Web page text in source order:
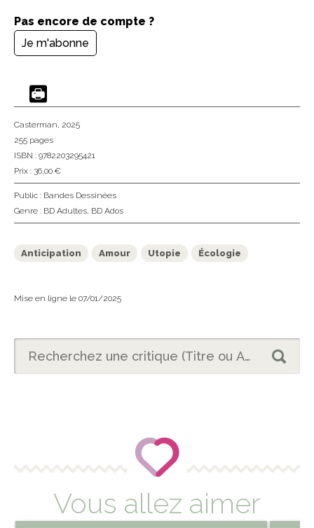
Pas encore de compte ?
Je m'abonne
Casterman, 2025
255 pages
ISBN : 9782203295421
Prix : 36,00 €
Public : Bandes Dessinées
Genre : BD Adultes, BD Ados
Anticipation Amour Utopie Écologie
Mise en ligne le 07/01/2025
Vous allez aimer